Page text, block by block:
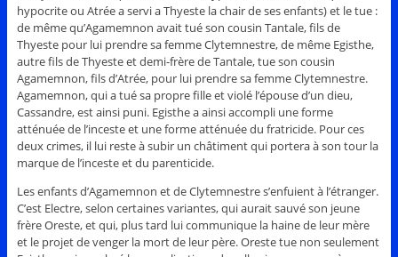
hypocrite ou Atrée a servi a Thyeste la chair de ses enfants) et le tue :
de même qu’Agamemnon avait tué son cousin Tantale, fils de
Thyeste pour lui prendre sa femme Clytemnestre, de même Egisthe,
autre fils de Thyeste et demi-frère de Tantale, tue son cousin
Agamemnon, fils d’Atrée, pour lui prendre sa femme Clytemnestre.
Agamemnon, qui a tué sa propre fille et violé l’épouse d’un dieu,
Cassandre, est ainsi puni. Egisthe a ainsi accompli une forme
atténuée de l’inceste et une forme atténuée du fratricide. Pour ces
deux crimes, il lui reste à subir un châtiment qui portera à son tour la
marque de l’inceste et du parenticide.
Les enfants d’Agamemnon et de Clytemnestre s’enfuient à l’étranger.
C’est Electre, selon certaines variantes, qui aurait sauvé son jeune
frère Oreste, et qui, plus tard lui communique la haine de leur mère
et le projet de venger la mort de leur père. Oreste tue non seulement